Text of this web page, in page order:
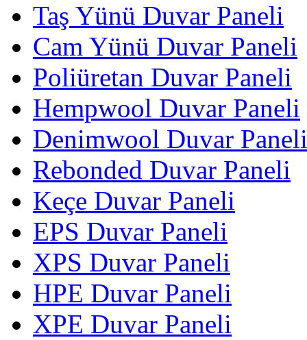
Taş Yünü Duvar Paneli
Cam Yünü Duvar Paneli
Poliüretan Duvar Paneli
Hempwool Duvar Paneli
Denimwool Duvar Paneli
Rebonded Duvar Paneli
Keçe Duvar Paneli
EPS Duvar Paneli
XPS Duvar Paneli
HPE Duvar Paneli
XPE Duvar Paneli